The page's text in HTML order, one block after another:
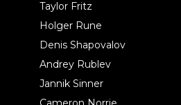
Taylor Fritz
Holger Rune
Denis Shapovalov
Andrey Rublev
Jannik Sinner